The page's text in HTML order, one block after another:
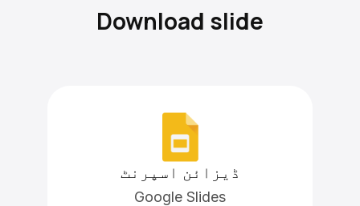
Download slide
ڈیزائن اسپرنٹ
Google Slides